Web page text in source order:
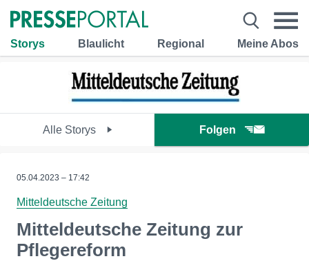
Storys Blaulicht Regional Meine Abos
Alle Storys Folgen
05.04.2023 – 17:42
Mitteldeutsche Zeitung
Mitteldeutsche Zeitung zur
Pflegereform